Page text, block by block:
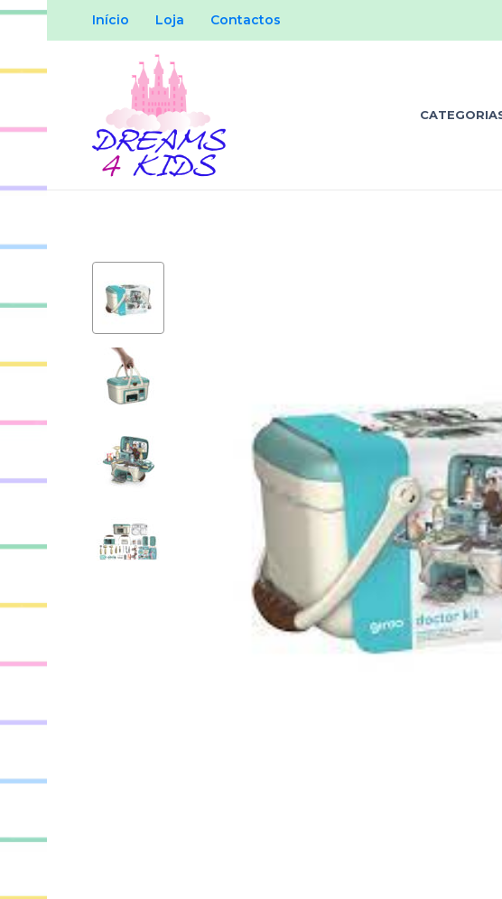
Início Loja Contactos